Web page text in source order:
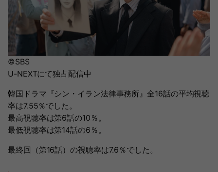
©SBS
U-NEXTにて独占配信中
韓国ドラマ『シン・イラン法律事務所』全16話の平均視聴
率は7.55％でした。
最高視聴率は第6話の10％。
最低視聴率は第14話の6％。
最終回（第16話）の視聴率は7.6％でした。